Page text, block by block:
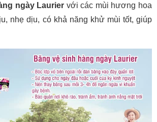
ngày Laurier với các mùi hương hoa
nhẹ dịu, có khả năng khử mùi tốt, giúp